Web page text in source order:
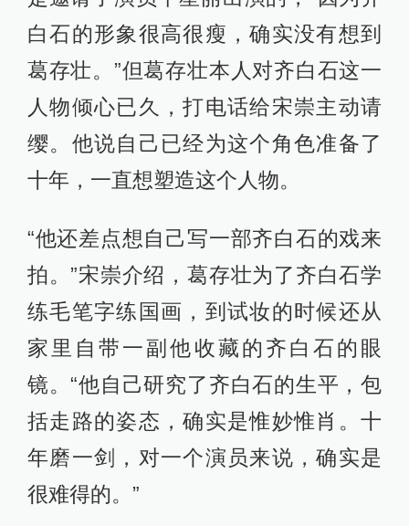
白石的形象很高很瘦，确实没有想到
葛存壮。”但葛存壮本人对齐白石这一
人物倾心已久，打电话给宋崇主动请
缨。他说自己已经为这个角色准备了
十年，一直想塑造这个人物。
“他还差点想自己写一部齐白石的戏来
拍。”宋崇介绍，葛存壮为了齐白石学
练毛笔字练国画，到试妆的时候还从
家里自带一副他收藏的齐白石的眼
镜。“他自己研究了齐白石的生平，包
括走路的姿态，确实是惟妙惟肖。十
年磨一剑，对一个演员来说，确实是
很难得的。”